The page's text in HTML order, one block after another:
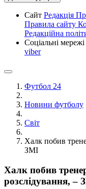
Сайт Редакція
Правила сайту
Редакційна
Соціальні мережі
viber
Футбол 24
Новини футболу
Світ
Халк побив
ЗМІ
Халк побив
розслідування, –